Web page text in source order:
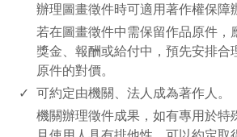
辦理圖畫徵件時可適用著作權保障
若在圖畫徵件中需保留作品原件，
獎金、報酬或給付中，預先安排合
原件的對價。
✓ 可約定由機關、法人成為著作人。
機關辦理徵件成果，如有專用於特